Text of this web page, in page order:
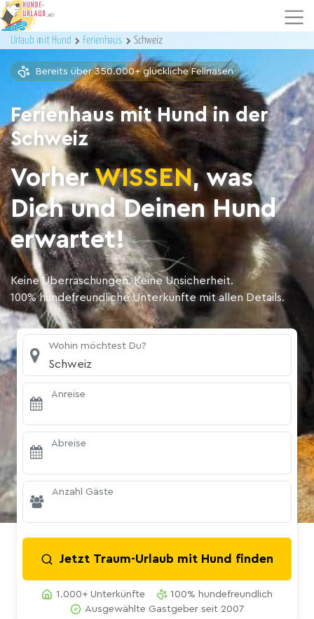
Urlaub mit Hund Ferienhaus Schweiz
Bereits über 350.000+ glückliche Fellnasen
Ferienhaus mit Hund in der
Schweiz
VorherWISSEN, was
Dich und Deinen Hund
erwartet!
Keine Überraschungen. Keine Unsicherheit.
100% hundefreundliche Unterkünfte mit allen Details.
Wohin möchtest Du?
Schweiz
Anreise
Abreise
Anzahl Gäste
Jetzt Traum-Urlaub mit Hund finden
1.000+ Unterkünfte
100% hundefreundlich
Ausgewählte Gastgeber seit 2007